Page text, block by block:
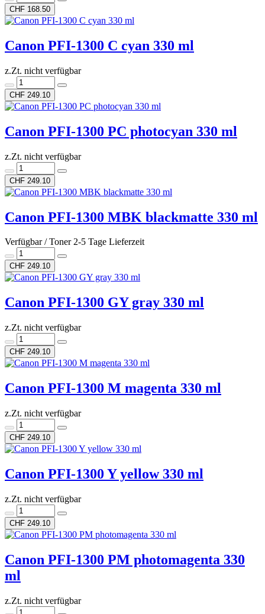
CHF 168.50
Canon PFI-1300 C cyan 330 ml
z.Zt. nicht verfügbar
CHF 249.10
Canon PFI-1300 PC photocyan 330 ml
z.Zt. nicht verfügbar
CHF 249.10
Canon PFI-1300 MBK blackmatte 330 ml
Verfügbar / Toner 2-5 Tage Lieferzeit
CHF 249.10
Canon PFI-1300 GY gray 330 ml
z.Zt. nicht verfügbar
CHF 249.10
Canon PFI-1300 M magenta 330 ml
z.Zt. nicht verfügbar
CHF 249.10
Canon PFI-1300 Y yellow 330 ml
z.Zt. nicht verfügbar
CHF 249.10
Canon PFI-1300 PM photomagenta 330
ml
z.Zt. nicht verfügbar